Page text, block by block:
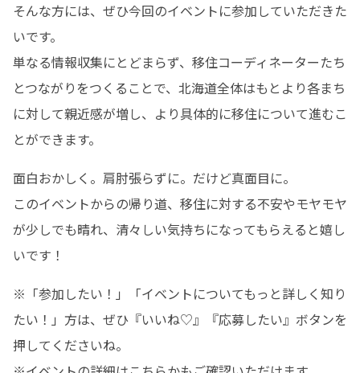
そんな方には、ぜひ今回のイベントに参加していただきた
いです。
単なる情報収集にとどまらず、移住コーディネーターたち
とつながりをつくることで、北海道全体はもとより各まち
に対して親近感が増し、より具体的に移住について進むこ
とができます。
面白おかしく。肩肘張らずに。だけど真面目に。
このイベントからの帰り道、移住に対する不安やモヤモヤ
が少しでも晴れ、清々しい気持ちになってもらえると嬉し
いです！
※「参加したい！」「イベントについてもっと詳しく知り
たい！」方は、ぜひ『いいね♡』『応募したい』ボタンを
押してくださいね。